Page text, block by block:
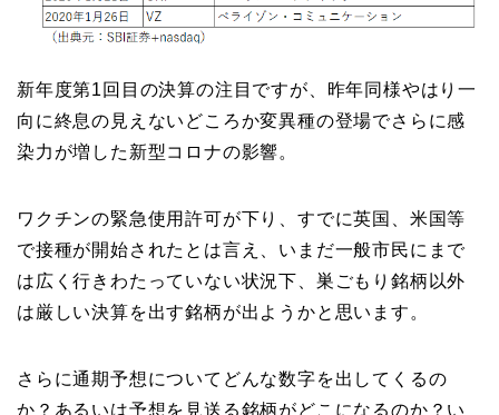
新年度第1回目の決算の注目ですが、昨年同様やはり一
向に終息の見えないどころか変異種の登場でさらに感
染力が増した新型コロナの影響。
ワクチンの緊急使用許可が下り、すでに英国、米国等
で接種が開始されたとは言え、いまだ一般市民にまで
は広く行きわたっていない状況下、巣ごもり銘柄以外
は厳しい決算を出す銘柄が出ようかと思います。
さらに通期予想についてどんな数字を出してくるの
か？あるいは予想を見送る銘柄がどこになるのか？い